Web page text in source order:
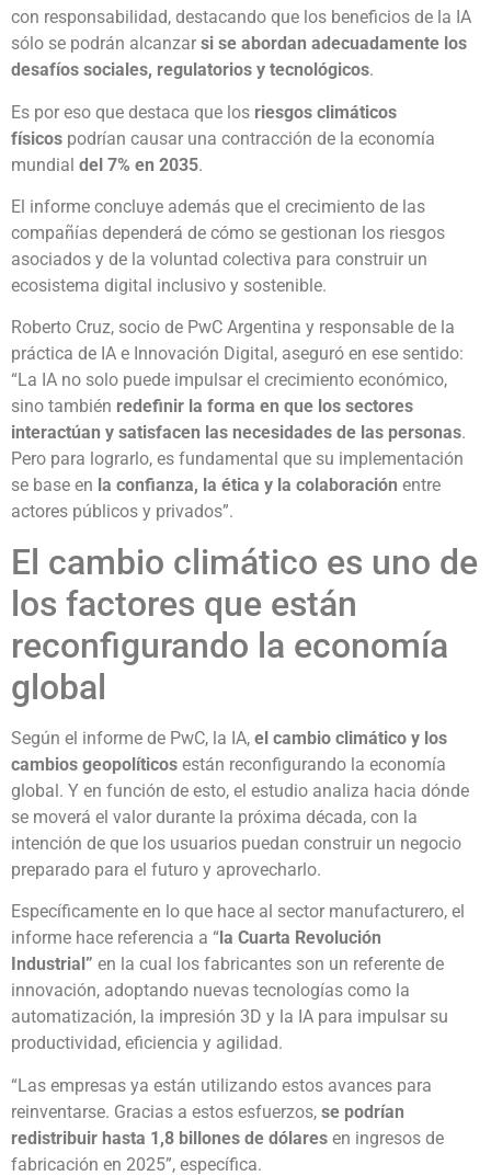
con responsabilidad, destacando que los beneficios de la IA
sólo se podrán alcanzar si se abordan adecuadamente los
desafíos sociales, regulatorios y tecnológicos.
Es por eso que destaca que los riesgos climáticos
físicos podrían causar una contracción de la economía
mundial del 7% en 2035.
El informe concluye además que el crecimiento de las
compañías dependerá de cómo se gestionan los riesgos
asociados y de la voluntad colectiva para construir un
ecosistema digital inclusivo y sostenible.
Roberto Cruz, socio de PwC Argentina y responsable de la
práctica de IA e Innovación Digital, aseguró en ese sentido:
“La IA no solo puede impulsar el crecimiento económico,
sino también redefinir la forma en que los sectores
interactúan y satisfacen las necesidades de las personas.
Pero para lograrlo, es fundamental que su implementación
se base en la confianza, la ética y la colaboración entre
actores públicos y privados”.
El cambio climático es uno de
los factores que están
reconfigurando la economía
global
Según el informe de PwC, la IA, el cambio climático y los
cambios geopolíticos están reconfigurando la economía
global. Y en función de esto, el estudio analiza hacia dónde
se moverá el valor durante la próxima década, con la
intención de que los usuarios puedan construir un negocio
preparado para el futuro y aprovecharlo.
Específicamente en lo que hace al sector manufacturero, el
informe hace referencia a “ la Cuarta Revolución
Industrial” en la cual los fabricantes son un referente de
innovación, adoptando nuevas tecnologías como la
automatización, la impresión 3D y la IA para impulsar su
productividad, eficiencia y agilidad.
“Las empresas ya están utilizando estos avances para
reinventarse. Gracias a estos esfuerzos, se podrían
redistribuir hasta 1,8 billones de dólares en ingresos de
fabricación en 2025”, específica.